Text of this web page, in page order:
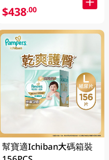
$438.00
幫寶適Ichiban大碼箱裝